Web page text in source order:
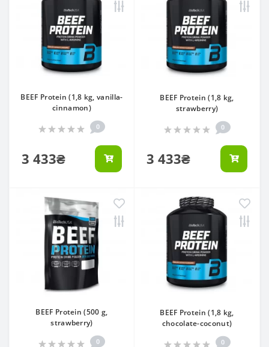
BEEF Protein (1,8 kg, vanilla-
cinnamon)
0
3 433₴
BEEF Protein (1,8 kg,
strawberry)
0
3 433₴
BEEF Protein (500 g,
strawberry)
0
BEEF Protein (1,8 kg,
chocolate-coconut)
0